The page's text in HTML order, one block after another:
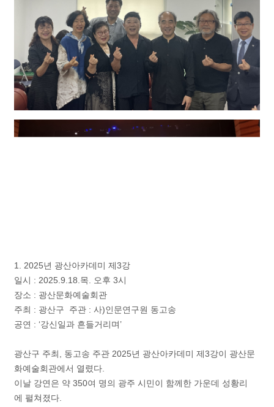
1. 2025년 광산아카데미 제3강
일시 : 2025.9.18.목. 오후 3시
장소 : 광산문화예술회관
주최 : 광산구 주관 : 사)인문연구원 동고송
공연 : ‘강신일과 흔들거리며’
광산구 주최, 동고송 주관 2025년 광산아카데미 제3강이 광산문
화예술회관에서 열렸다.
이날 강연은 약 350여 명의 광주 시민이 함께한 가운데 성황리
에 펼쳐졌다.